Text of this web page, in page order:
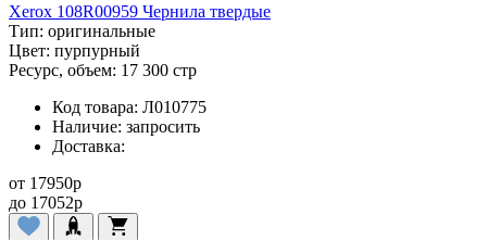
Xerox 108R00959 Чернила твердые
Тип: оригинальные
Цвет: пурпурный
Ресурс, объем: 17 300 стр
Код товара: Л010775
Наличие: запросить
Доставка:
от 17950p
до 17052p